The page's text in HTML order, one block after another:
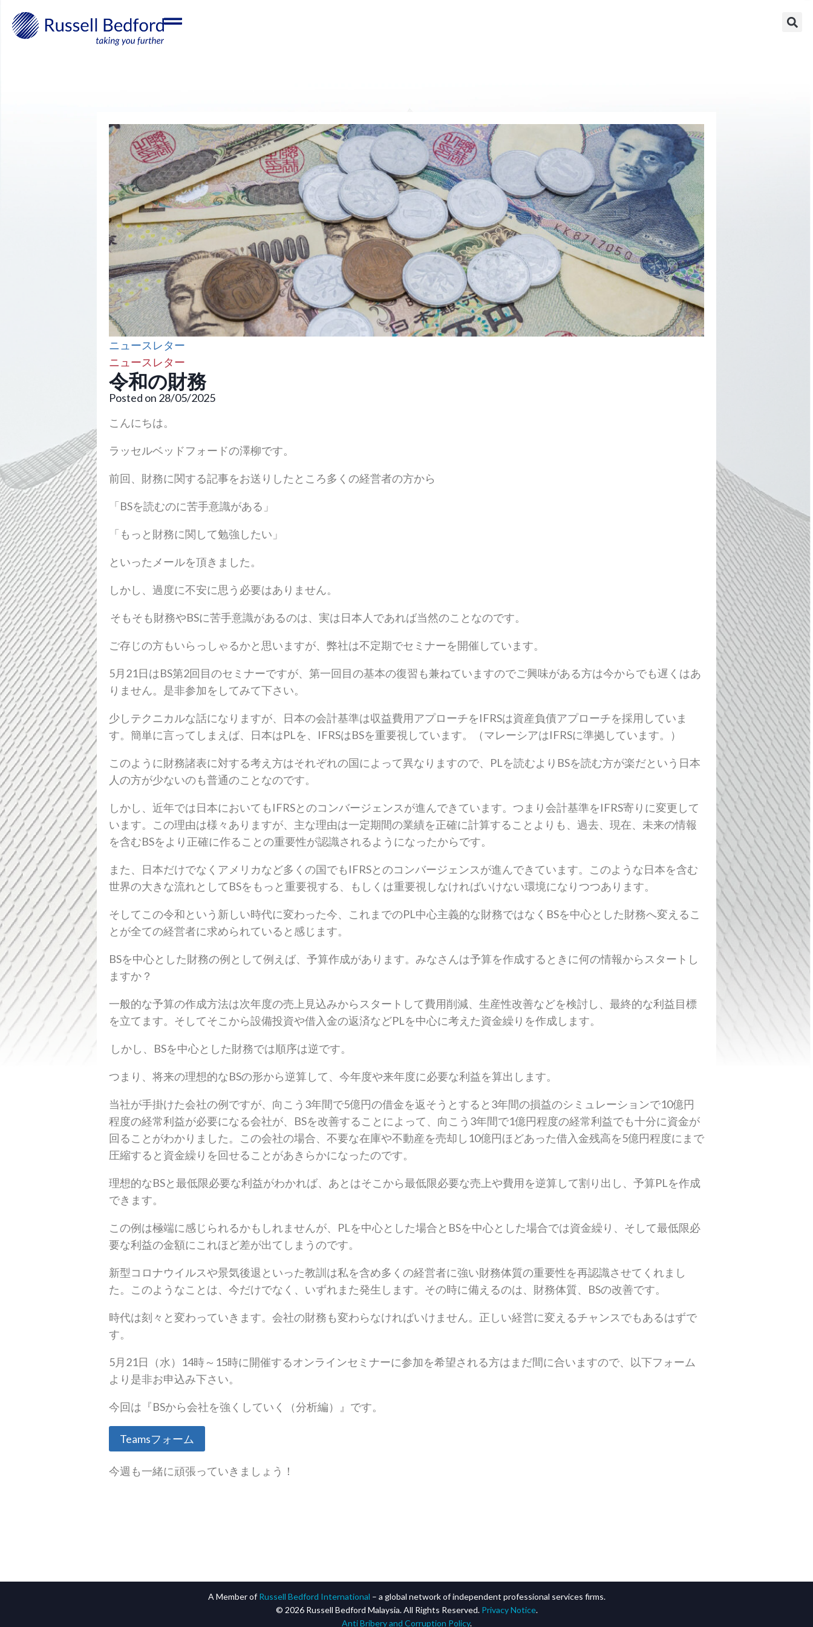
ニュースレター
ニュースレター
令和の財務
Posted on 28/05/2025
こんにちは。
ラッセルベッドフォードの澤柳です。
前回、財務に関する記事をお送りしたところ多くの経営者の方から
「BSを読むのに苦手意識がある」
「もっと財務に関して勉強したい」
といったメールを頂きました。
しかし、過度に不安に思う必要はありません。
そもそも財務やBSに苦手意識があるのは、実は日本人であれば当然のことなのです。
ご存じの方もいらっしゃるかと思いますが、弊社は不定期でセミナーを開催しています。
5月21日はBS第2回目のセミナーですが、第一回目の基本の復習も兼ねていますのでご興味がある方は今からでも遅くはあ
りません。是非参加をしてみて下さい。
少しテクニカルな話になりますが、日本の会計基準は収益費用アプローチをIFRSは資産負債アプローチを採用していま
す。簡単に言ってしまえば、日本はPLを、IFRSはBSを重要視しています。（マレーシアはIFRSに準拠しています。）
このように財務諸表に対する考え方はそれぞれの国によって異なりますので、PLを読むよりBSを読む方が楽だという日本
人の方が少ないのも普通のことなのです。
しかし、近年では日本においてもIFRSとのコンバージェンスが進んできています。つまり会計基準をIFRS寄りに変更して
います。この理由は様々ありますが、主な理由は一定期間の業績を正確に計算することよりも、過去、現在、未来の情報
を含むBSをより正確に作ることの重要性が認識されるようになったからです。
また、日本だけでなくアメリカなど多くの国でもIFRSとのコンバージェンスが進んできています。このような日本を含む
世界の大きな流れとしてBSをもっと重要視する、もしくは重要視しなければいけない環境になりつつあります。
そしてこの令和という新しい時代に変わった今、これまでのPL中心主義的な財務ではなくBSを中心とした財務へ変えるこ
とが全ての経営者に求められていると感じます。
BSを中心とした財務の例として例えば、予算作成があります。みなさんは予算を作成するときに何の情報からスタートし
ますか？
一般的な予算の作成方法は次年度の売上見込みからスタートして費用削減、生産性改善などを検討し、最終的な利益目標
を立てます。そしてそこから設備投資や借入金の返済などPLを中心に考えた資金繰りを作成します。
しかし、BSを中心とした財務では順序は逆です。
つまり、将来の理想的なBSの形から逆算して、今年度や来年度に必要な利益を算出します。
当社が手掛けた会社の例ですが、向こう3年間で5億円の借金を返そうとすると3年間の損益のシミュレーションで10億円
程度の経常利益が必要になる会社が、BSを改善することによって、向こう3年間で1億円程度の経常利益でも十分に資金が
回ることがわかりました。この会社の場合、不要な在庫や不動産を売却し10億円ほどあった借入金残高を5億円程度にまで
圧縮すると資金繰りを回せることがあきらかになったのです。
理想的なBSと最低限必要な利益がわかれば、あとはそこから最低限必要な売上や費用を逆算して割り出し、予算PLを作成
できます。
この例は極端に感じられるかもしれませんが、PLを中心とした場合とBSを中心とした場合では資金繰り、そして最低限必
要な利益の金額にこれほど差が出てしまうのです。
新型コロナウイルスや景気後退といった教訓は私を含め多くの経営者に強い財務体質の重要性を再認識させてくれまし
た。このようなことは、今だけでなく、いずれまた発生します。その時に備えるのは、財務体質、BSの改善です。
時代は刻々と変わっていきます。会社の財務も変わらなければいけません。正しい経営に変えるチャンスでもあるはずで
す。
5月21日（水）14時～15時に開催するオンラインセミナーに参加を希望される方はまだ間に合いますので、以下フォーム
より是非お申込み下さい。
今回は『BSから会社を強くしていく（分析編）』です。
Teamsフォーム
今週も一緒に頑張っていきましょう！
A Member of Russell Bedford International – a global network of independent professional services firms.
© 2026 Russell Bedford Malaysia. All Rights Reserved. Privacy Notice.
Anti Bribery and Corruption Policy.